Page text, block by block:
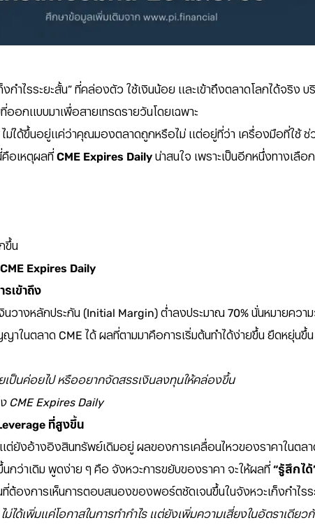
ำไรระยะสั้น” ที่คล่องตัว ใช้เงินน้อย และเข้าถึงตลาดโลกได้จริง บ
อกแบบมาเพื่อสายเทรดรายวันโดยเฉพาะ
ไม่ได้ขึ้นอยู่แค่ว่าคุณมองตลาดถูกหรือไม่ แต่อยู่ที่ว่า เครื่องมือที่ใช้ ช่
คือเหตุผลที่CME Expires Dailyน่าสนใจ เพราะเป็นอีกหนึ่งทางเลือ
ขึ้น
Expires Daily
เข้าถึง
นวางหลักประกัน (Initial Margin) ต่ำลงประมาณ 70% นั่นหมายควา
าในตลาด CME ได้ ผลที่ตามมาคือการเริ่มต้นทำได้ง่ายขึ้น ยืดหยุ่นขึ้น
ป็นค่อยไป หรืออยากจัดสรรเงินลงทุนให้คล่องขึ้น
CME Expires Daily
ที่สูงขึ้น
ต่ยังอ้างอิงสินทรัพย์เดิมอยู่ ผลของการเคลื่อนไหวของราคาในตล
กว่าเดิม พูดง่าย ๆ คือ จังหวะการขยับของราคา จะให้ผลที่“รู้สึกได้
ต้องการเห็นการตอบสนองของพอร์ตชัดเจนขึ้นในจังหวะเก็งกำไรร
ได้เพิ่มแค่โอกาสในการทำกำไร แต่ยังเพิ่มความเสี่ยงในอัตราเดีย